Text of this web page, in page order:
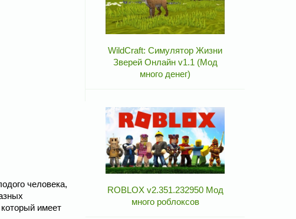
человека,
имеет
WildCraft: Симулятор Жизни
Зверей Онлайн v1.1 (Мод
много денег)
ROBLOX v2.351.232950 Мод
много роблоксов